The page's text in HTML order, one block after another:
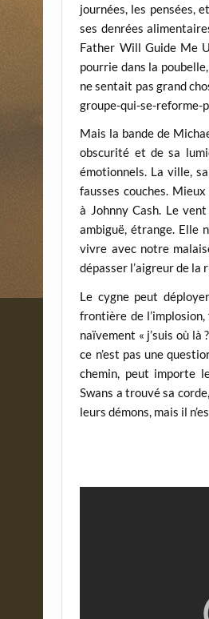
journées, les pensées,
ses denrées
Father Will Guide Me
pourrie dans la
ne sentait pas grand
groupe-qui-se-reforme-
Mais la bande de
obscurité et de sa
émotionnels. La ville,
fausses couches.
à Johnny Cash. Le
ambiguë, étrange. Elle
vivre avec notre
dépasser l’aigreur de la
Le cygne peut
frontière de
naïvement « j’suis où
ce n’est pas une
chemin, peut importe
Swans a trouvé sa
leurs démons, mais il